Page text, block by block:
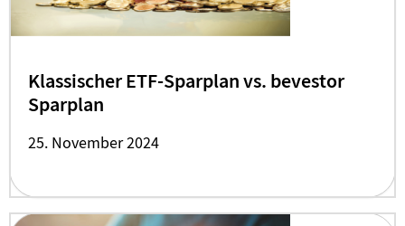
Klassischer ETF-Sparplan vs. bevestor
Sparplan
25. November 2024